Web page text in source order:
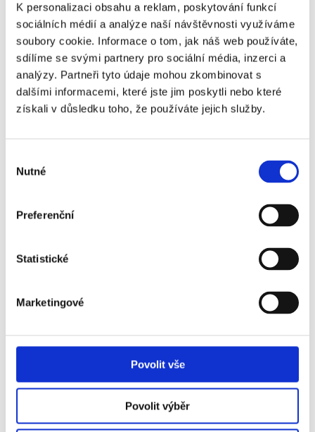
K personalizaci obsahu a reklam, poskytování funkcí
sociálních médií a analýze naší návštěvnosti využíváme
soubory cookie. Informace o tom, jak náš web používáte,
sdílíme se svými partnery pro sociální média, inzerci a
analýzy. Partneři tyto údaje mohou zkombinovat s
dalšími informacemi, které jste jim poskytli nebo které
získali v důsledku toho, že používáte jejich služby.
souhlasu
Nutné
Preferenční
Statistické
Marketingové
Povolit vše
Povolit výběr
Sobota
29.08.
12:00 - pro objednané vyhlídka z
mrakodrapu
Top of the Rock
(úchvatný
360° výhled na celý Manhattan)
13:30 - možnost atraktivní
prohlídky Námořního, leteckého a
vesmírného muzea (zakoupení vstupenek
na místě)
Street, památníku Světového obchodního
Brooklynský
- společný či individuální návrat do hotelu
*možnost dokoupení vstupenek na tenis:
0. den - denní session / 0. den - večerní
session
(není v ceně zájezdu)
- denní session lze zakoupit a